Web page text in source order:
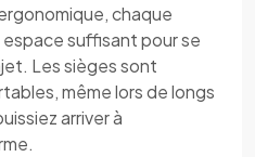
chaque
suffisant pour se
Les sièges sont
même lors de longs
arriver à